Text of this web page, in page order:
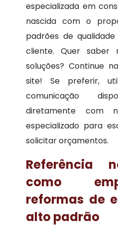
especializada em
nascida com o
padrões de
cliente. Quer saber
soluções? Continue
site! Se preferir,
comunicação
diretamente com
especializado para
solicitar orçamentos.
Referência
como
reformas de
alto padrão